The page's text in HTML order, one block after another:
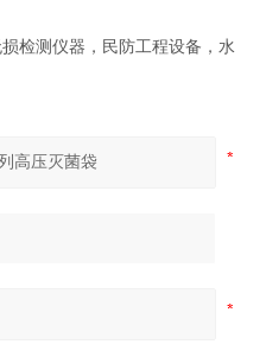
检测仪器，民防工程设备，水